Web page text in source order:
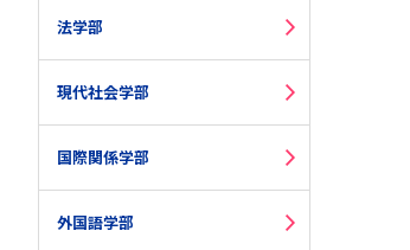
法学部
現代社会学部
国際関係学部
外国語学部